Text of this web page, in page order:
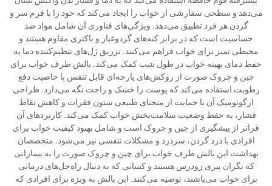
می‌دهد و سطحی سفارشی از خواب را ایجاد می‌کند که خود را با فرم سر و
گردن هر فرد تطبیق می‌دهد. ویژگی‌های فناوری آن شامل مواد ضد
حساسیت است که در برابر کنه‌های گردوغبار و باکتری مقاوم هستند و
محیطی تمیز برای خواب فراهم می‌کنند. تزریق ژل‌های تنظیم‌کننده دما به
حفظ دمای بهینه خواب در طول شب کمک می‌کند. بالش طرف خواب برای
چین و چروک صورت از روکش‌های پارچه‌ای قابل تنفس با خاصیت دفع
رطوبت استفاده می‌کند که پوست را خشک و راحت نگه می‌دارد. طراحی
ارگونومیک آن با حمایت از منحنای طبیعی ستون فقرات و کاهش نقاط
فشار، به حفظ وضعیت سلامت‌بخش خواب کمک می‌کند. کاربردهای آن
فراتر از پیشگیری از چین و چروک است و شامل بهبود کیفیت خواب برای
افرادی با درد گردن، سردرد و مشکلات تنفسی نیز می‌شود. متخصصان
بهداشت این بالش طرف خواب برای چین و چروک صورت را به بیمارانی
که نگران پیری زودرس هستند و کسانی که به دنبال راه‌حل‌های درمانی
برای خواب می‌باشند، توصیه می‌کنند. این بالش به ویژه برای افرادی که